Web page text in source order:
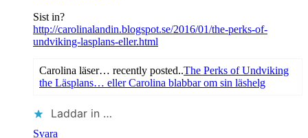
Sist in?
http://carolinalandin.blogspot.se/2016/01/the-perks-of-
undviking-lasplans-eller.html
Carolina läser… recently posted..The Perks of Undviking
the Läsplans… eller Carolina blabbar om sin läshelg
Laddar in …
Svara